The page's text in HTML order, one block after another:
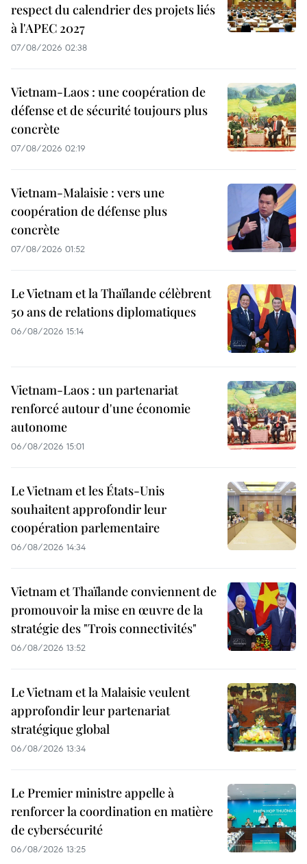
respect du calendrier des projets liés
à l'APEC 2027
07/08/2026 02:38
Vietnam-Laos : une coopération de
défense et de sécurité toujours plus
concrète
07/08/2026 02:19
Vietnam-Malaisie : vers une
coopération de défense plus
concrète
07/08/2026 01:52
Le Vietnam et la Thaïlande célèbrent
50 ans de relations diplomatiques
06/08/2026 15:14
Vietnam-Laos : un partenariat
renforcé autour d'une économie
autonome
06/08/2026 15:01
Le Vietnam et les États-Unis
souhaitent approfondir leur
coopération parlementaire
06/08/2026 14:34
Vietnam et Thaïlande conviennent de
promouvoir la mise en œuvre de la
stratégie des "Trois connectivités"
06/08/2026 13:52
Le Vietnam et la Malaisie veulent
approfondir leur partenariat
stratégique global
06/08/2026 13:34
Le Premier ministre appelle à
renforcer la coordination en matière
de cybersécurité
06/08/2026 13:25